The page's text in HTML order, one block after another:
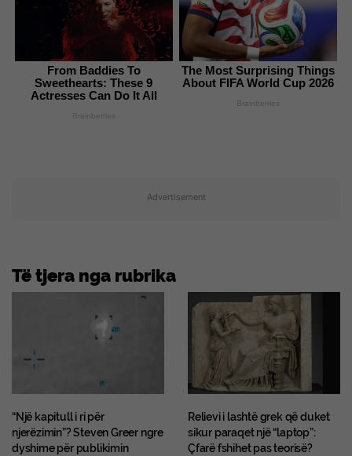
From Baddies To
Sweethearts: These 9
Actresses Can Do It All
Brainberries
The Most Surprising Things
About FIFA World Cup 2026
Brainberries
Advertisement
Të tjera nga rubrika
“Një kapitull i ri për
njerëzimin”? Steven Greer ngre
dyshime për publikimin
Relievi i lashtë grek që duket
sikur paraqet një “laptop”:
Çfarë fshihet pas teorisë?